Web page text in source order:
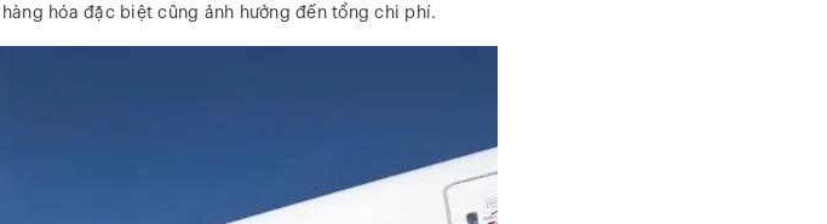
hóa đặc biệt cũng ảnh hưởng đến tổng chi phí.